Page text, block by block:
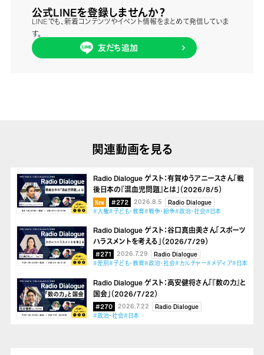
公式LINEを登録しませんか？
LINEでも、新着コンテンツやイベント情報をまとめて発信していま
す。
友だち追加
関連動画を見る
Radio Dialogue ゲスト：有賀ゆうアニースさん「戦
後日本の『混血児問題』とは」（2026/8/5）
#272 2026.8.5
Radio Dialogue
#人権#子ども・教育#戦争・紛争#政治・社会#日本
Radio Dialogue ゲスト：谷口真由美さん「スポーツ
ハラスメントを考える」（2026/7/29）
#271 2026.7.29
Radio Dialogue
#差別#子ども・教育#政治・社会#カルチャー#メディア#日本
Radio Dialogue ゲスト：高安健将さん「『数の力』と
国会」（2026/7/22）
#270 2026.7.22
Radio Dialogue
#政治・社会#日本